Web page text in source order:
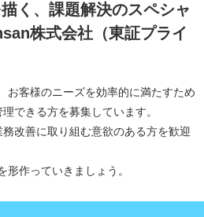
く、課題解決のスペシャ
株式会社（東証プライ
お客様のニーズを効率的に満たすため
できる方を募集しています。
改善に取り組む意欲のある方を歓迎
作っていきましょう。